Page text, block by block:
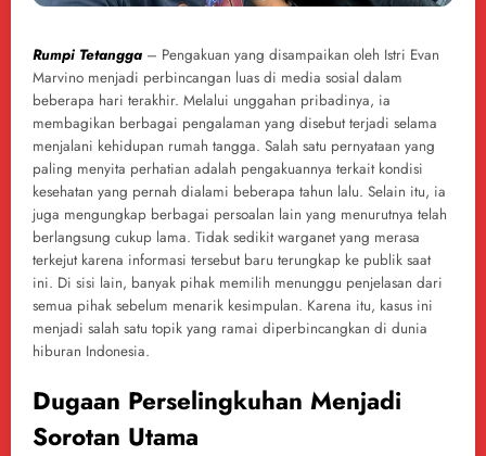
Rumpi Tetangga – Pengakuan yang disampaikan oleh Istri Evan
Marvino menjadi perbincangan luas di media sosial dalam
beberapa hari terakhir. Melalui unggahan pribadinya, ia
membagikan berbagai pengalaman yang disebut terjadi selama
menjalani kehidupan rumah tangga. Salah satu pernyataan yang
paling menyita perhatian adalah pengakuannya terkait kondisi
kesehatan yang pernah dialami beberapa tahun lalu. Selain itu, ia
juga mengungkap berbagai persoalan lain yang menurutnya telah
berlangsung cukup lama. Tidak sedikit warganet yang merasa
terkejut karena informasi tersebut baru terungkap ke publik saat
ini. Di sisi lain, banyak pihak memilih menunggu penjelasan dari
semua pihak sebelum menarik kesimpulan. Karena itu, kasus ini
menjadi salah satu topik yang ramai diperbincangkan di dunia
hiburan Indonesia.
Dugaan Perselingkuhan Menjadi
Sorotan Utama